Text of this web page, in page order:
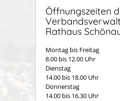
Öffnungszeiten
Rathaus
Montag bis Freitag
8.00 bis 12.00 Uhr
Dienstag
14.00 bis 18.00 Uhr
Donnerstag
14.00 bis 16.30 Uhr